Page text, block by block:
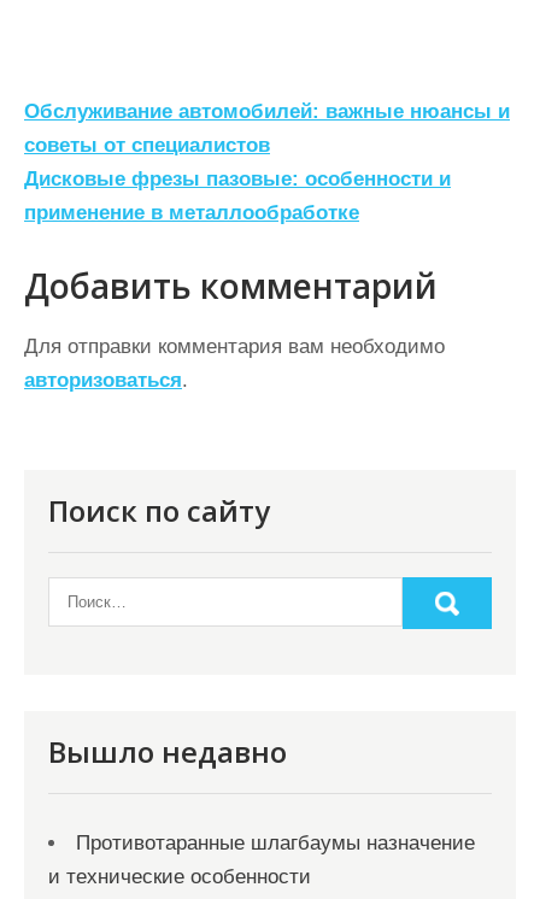
Н
а
в
и
г
а
ц
и
м
Обслуживание автомобилей: важные нюансы и
советы от специалистов
Дисковые фрезы пазовые: особенности и
применение в металлообработке
Добавить комментарий
Для отправки комментария вам необходимо
авторизоваться.
Поиск по сайту
Вышло недавно
Противотаранные шлагбаумы назначение
и технические особенности